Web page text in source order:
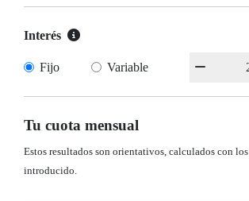
Interés
Fijo Variable
Tu cuota mensual
Estos resultados son orientativos, calculados con
introducido.